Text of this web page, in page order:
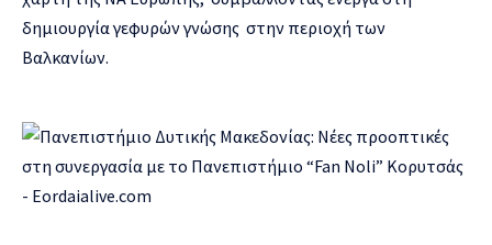
δημιουργία γεφυρών γνώσης στην περιοχή των
Βαλκανίων.